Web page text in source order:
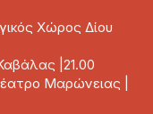
Χώρος Δίου
|21.00
Μαρώνειας |